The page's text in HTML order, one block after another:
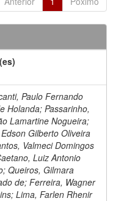
Paulo Fernando
Holanda; Passarinho,
Lamartine Nogueira;
Gilberto Oliveira
Valmeci Domingos
Luiz Antonio
Queiros, Gilmara
de; Ferreira, Wagner
Lima, Farlen Rhenir